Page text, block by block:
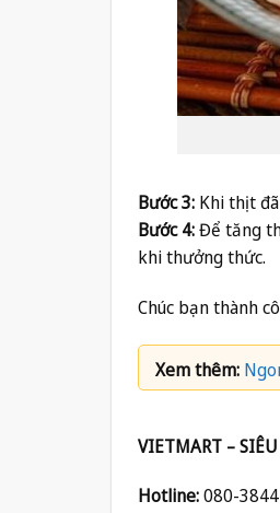
Bước 3: Khi thịt
Bước 4:Để tăng
khi thưởng thức.
Chúc bạn thành
Xem thêm:
VIETMART –
Hotline:080-